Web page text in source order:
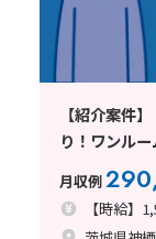
【紹介案件
り！ワンルー
月収例
【時給】